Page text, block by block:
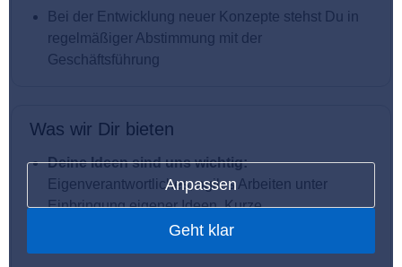
Anpassen
Geht klar
Bei der Entwicklung neuer Konzepte stehst Du in
regelmäßiger Abstimmung mit der
Geschäftsführung
Was wir Dir bieten
Deine Ideen sind uns wichtig:
Eigenverantwortliches, agiles Arbeiten unter
Einbringung eigener Ideen. Kurze
Entscheidungswege und Releasezyklen sind für